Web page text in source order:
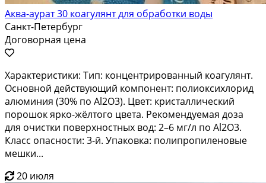
Аква-аурат 30 коагулянт для обработки воды
Санкт-Петербург
Договорная цена
Характеристики: Тип: концентрированный коагулянт.
Основной действующий компонент: полиоксихлорид
алюминия (30% по Al2O3). Цвет: кристаллический
порошок ярко-жёлтого цвета. Рекомендуемая доза
для очистки поверхностных вод: 2–6 мг/л по Al2O3.
Класс опасности: 3-й. Упаковка: полипропиленовые
мешки...
20 июля